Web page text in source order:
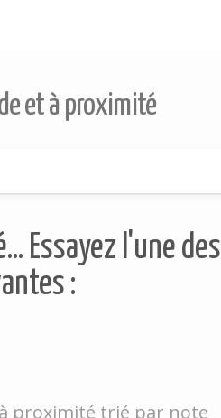
et à proximité
Essayez l'une des
:
proximité trié par note